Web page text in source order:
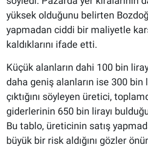
yüksek olduğunu belirten
yapmadan ciddi bir maliyetle
kaldıklarını ifade etti.
Küçük alanların dahi 100 bin
daha geniş alanların ise 300 bin
çıktığını söyleyen üretici,
giderlerinin 650 bin lirayı
Bu tablo, üreticinin satış
büyük bir risk aldığını gözler